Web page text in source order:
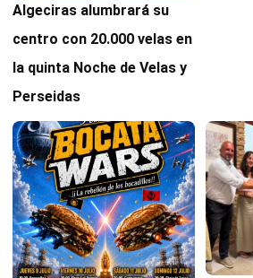
Algeciras alumbrará su
centro con 20.000 velas en
la quinta Noche de Velas y
Perseidas